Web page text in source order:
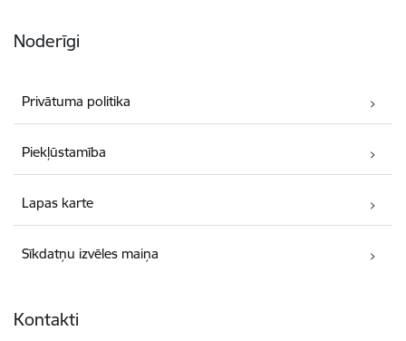
Noderīgi
Privātuma politika
Piekļūstamība
Lapas karte
Sīkdatņu izvēles maiņa
Kontakti